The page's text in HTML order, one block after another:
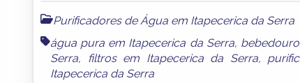
Purificadores de Água em Itapecerica da Serra
água pura em Itapecerica da Serra,
Serra, filtros em Itapecerica da Serra,
Itapecerica da Serra